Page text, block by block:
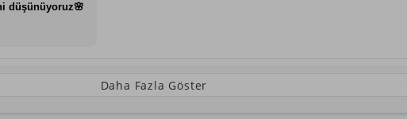
düşünüyoruz🌸
Daha Fazla Göster